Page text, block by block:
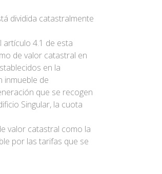
dividida catastralmente
artículo 4.1 de esta
de valor catastral en
en la
inmueble de
que se recogen
Singular, la cuota
valor catastral como la
por las tarifas que se